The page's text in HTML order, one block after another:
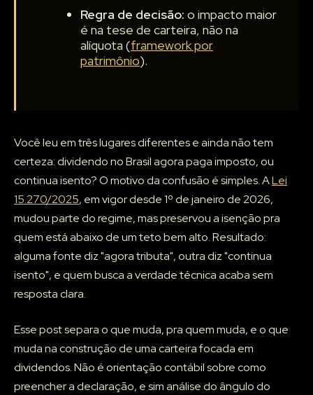
Regra de decisão: o impacto maior
é na tese de carteira, não na
alíquota (framework por
patrimônio).
Você leu em três lugares diferentes e ainda não tem
certeza: dividendo no Brasil agora paga imposto, ou
continua isento? O motivo da confusão é simples. ALei
15.270/2025, em vigor desde 1º de janeiro de 2026,
mudou parte do regime, mas preservou a isenção pra
quem está abaixo de um teto bem alto. Resultado:
alguma fonte diz "agora tributa", outra diz "continua
isento", e quem busca a verdade técnica acaba sem
resposta clara.
Esse post separa o que muda, pra quem muda, e o que
muda na construção de uma carteira focada em
dividendos. Não é orientação contábil sobre como
preencher a declaração, e sim análise do ângulo do